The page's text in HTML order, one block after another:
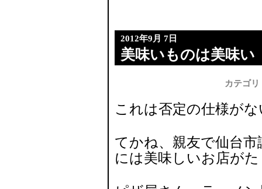
2012年9月 7日
美味いものは美味い
カテゴリ
これは否定の仕様が
てかね、親友で仙台
には美味しいお店が